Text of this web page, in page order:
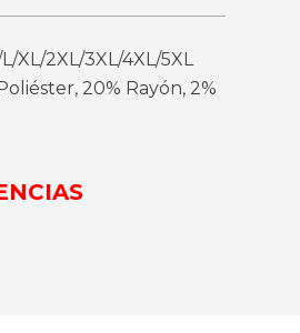
XL/2XL/3XL/4XL/5XL
20% Rayón, 2%